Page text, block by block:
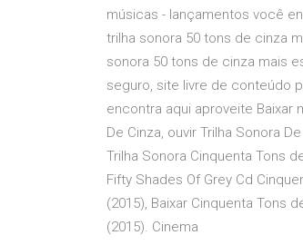
músicas - lançamentos você
trilha sonora 50 tons de cinza
sonora 50 tons de cinza mais
seguro, site livre de conteúdo
encontra aqui aproveite Baixar
De Cinza, ouvir Trilha Sonora
Trilha Sonora Cinquenta Tons
Fifty Shades Of Grey Cd
(2015), Baixar Cinquenta Tons
(2015). Cinema